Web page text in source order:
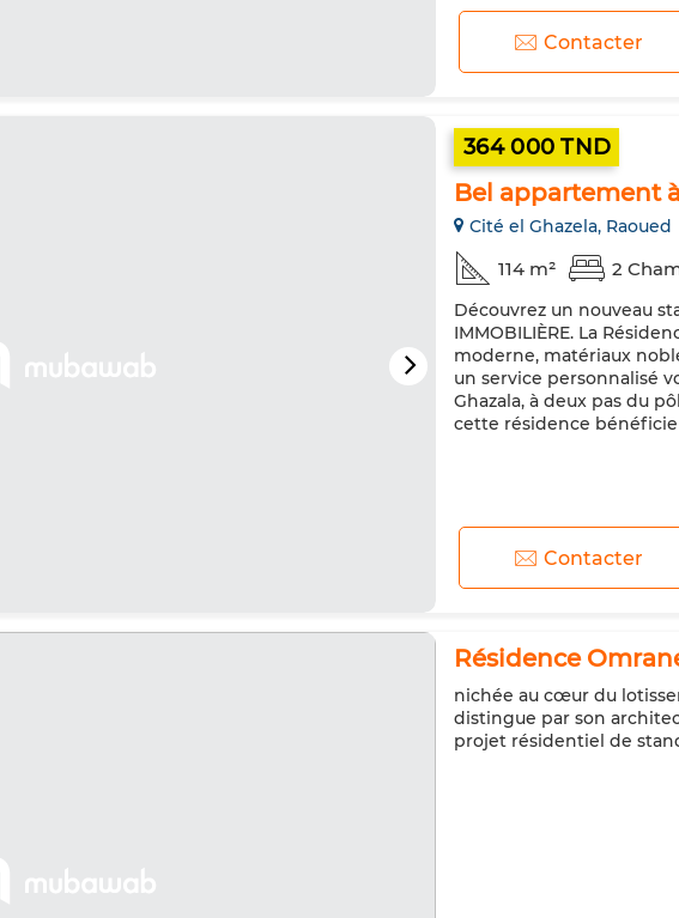
Contacter
364 000 TND
Bel appartement
Cité el Ghazela, Raoued
114 m² 2
Découvrez un nouveau
IMMOBILIÈRE. La
moderne, matériaux
un service personnalisé
Ghazala, à deux pas du
cette résidence
Contacter
Résidence
nichée au cœur du
distingue par son
projet résidentiel de